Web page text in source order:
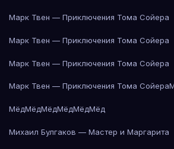
Марк Твен — Приключения Тома Сойера
Марк Твен — Приключения Тома Сойера
Марк Твен — Приключения Тома Сойера
Марк Твен — Приключения Тома Сойера
МёдМёдМёдМёдМёдМёд
Михаил Булгаков — Мастер и Маргарита